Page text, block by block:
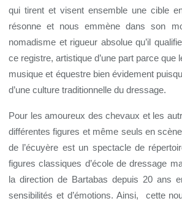
qui tirent et visent ensemble une cible
résonne et nous emmène dans son
nomadisme et rigueur absolue qu’il
ce registre, artistique d’une part parce
musique et équestre bien évidement
d’une culture traditionnelle du dressage.
Pour les amoureux des chevaux et les
différentes figures et même seuls en
de l’écuyère est un spectacle de
figures classiques d’école de dressage
la direction de Bartabas depuis 20 ans
sensibilités et d’émotions. Ainsi, cette